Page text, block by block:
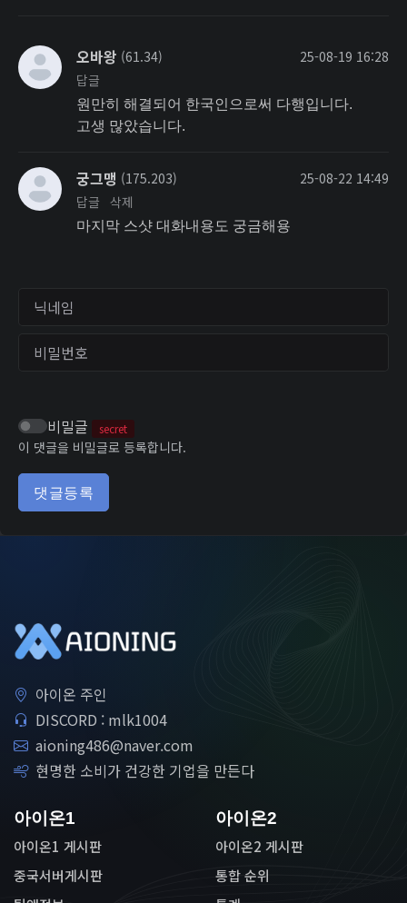
오바왕 (61.34)
25-08-19 16:28
답글
원만히 해결되어 한국인으로써 다행입니다.
고생 많았습니다.
궁그맹 (175.203)
25-08-22 14:49
답글 삭제
마지막 스샷 대화내용도 궁금해용
닉네임
비밀번호
비밀글 secret
이 댓글을 비밀글로 등록합니다.
댓글등록
아이온 주인
DISCORD : mlk1004
aioning486@naver.com
현명한 소비가 건강한 기업을 만든다
아이온1
아이온1 게시판
중국서버게시판
아이온2
아이온2 게시판
통합 순위